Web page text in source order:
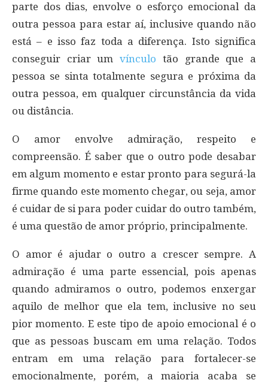
parte dos dias, envolve o esforço emocional da
outra pessoa para estar aí, inclusive quando não
está – e isso faz toda a diferença. Isto significa
conseguir criar umvínculo tão grande que a
pessoa se sinta totalmente segura e próxima da
outra pessoa, em qualquer circunstância da vida
ou distância.
O amor envolve admiração, respeito e
compreensão. É saber que o outro pode desabar
em algum momento e estar pronto para segurá-la
firme quando este momento chegar, ou seja, amor
é cuidar de si para poder cuidar do outro também,
é uma questão de amor próprio, principalmente.
O amor é ajudar o outro a crescer sempre. A
admiração é uma parte essencial, pois apenas
quando admiramos o outro, podemos enxergar
aquilo de melhor que ela tem, inclusive no seu
pior momento. E este tipo de apoio emocional é o
que as pessoas buscam em uma relação. Todos
entram em uma relação para fortalecer-se
emocionalmente, porém, a maioria acaba se